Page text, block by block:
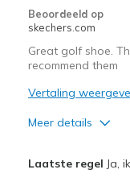
Sizing
View On Shoes
Beoordeeld op
skechers.com
Great golf shoe.
recommend them
Vertaling
Meer details
Laatste regel Ja,